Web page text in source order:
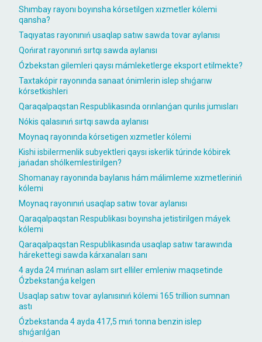
Shımbay rayonı boyınsha kórsetilgen xızmetler kólemi
qansha?
Taqıyatas rayonınıń usaqlap satıw sawda tovar aylanısı
Qońırat rayonınıń sırtqı sawda aylanısı
Ózbekstan gilemleri qaysı mámleketlerge eksport etilmekte?
Taxtakópir rayonında sanaat ónimlerin islep shıǵarıw
kórsetkishleri
Qaraqalpaqstan Respublikasında orınlanǵan qurılıs jumısları
Nókis qalasınıń sırtqı sawda aylanısı
Moynaq rayonında kórsetigen xızmetler kólemi
Kishi isbilermenlik subyektleri qaysı iskerlik túrinde kóbirek
jańadan shólkemlestirilgen?
Shomanay rayonında baylanıs hám málimleme xızmetleriniń
kólemi
Moynaq rayonınıń usaqlap satıw tovar aylanısı
Qaraqalpaqstan Respublikası boyınsha jetistirilgen máyek
kólemi
Qaraqalpaqstan Respublikasında usaqlap satıw tarawında
hárekettegi sawda kárxanaları sanı
4 ayda 24 mıńnan aslam sırt elliler emleniw maqsetinde
Ózbekstanǵa kelgen
Usaqlap satıw tovar aylanısınıń kólemi 165 trillion sumnan
astı
Ózbekstanda 4 ayda 417,5 mıń tonna benzin islep
shıǵarılǵan